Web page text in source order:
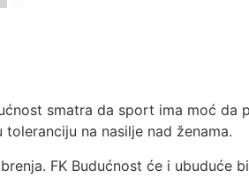
smatra da sport ima moć da
na nasilje nad ženama.
FK Budućnost će i ubuduće